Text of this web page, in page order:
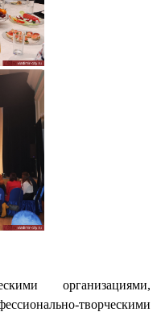
организациями,
творческими